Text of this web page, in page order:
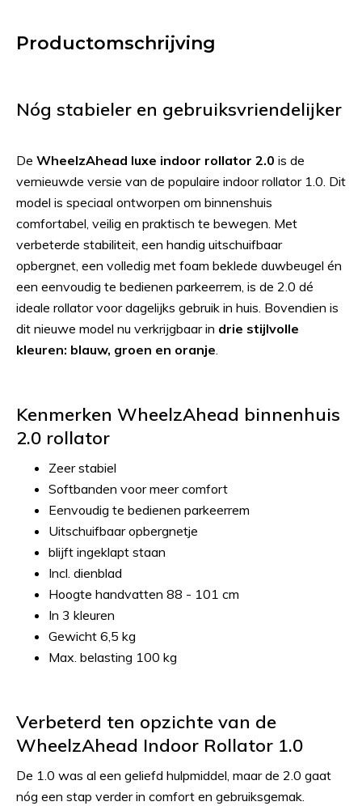
Productomschrijving
Nóg stabieler en gebruiksvriendelijker
De WheelzAhead luxe indoor rollator 2.0 is de
vernieuwde versie van de populaire indoor rollator 1.0. Dit
model is speciaal ontworpen om binnenshuis
comfortabel, veilig en praktisch te bewegen. Met
verbeterde stabiliteit, een handig uitschuifbaar
opbergnet, een volledig met foam beklede duwbeugel én
een eenvoudig te bedienen parkeerrem, is de 2.0 dé
ideale rollator voor dagelijks gebruik in huis. Bovendien is
dit nieuwe model nu verkrijgbaar in drie stijlvolle
kleuren: blauw, groen en oranje.
Kenmerken WheelzAhead binnenhuis
2.0 rollator
Zeer stabiel
Softbanden voor meer comfort
Eenvoudig te bedienen parkeerrem
Uitschuifbaar opbergnetje
blijft ingeklapt staan
Incl. dienblad
Hoogte handvatten 88 - 101 cm
In 3 kleuren
Gewicht 6,5 kg
Max. belasting 100 kg
Verbeterd ten opzichte van de
WheelzAhead Indoor Rollator 1.0
De 1.0 was al een geliefd hulpmiddel, maar de 2.0 gaat
nóg een stap verder in comfort en gebruiksgemak.